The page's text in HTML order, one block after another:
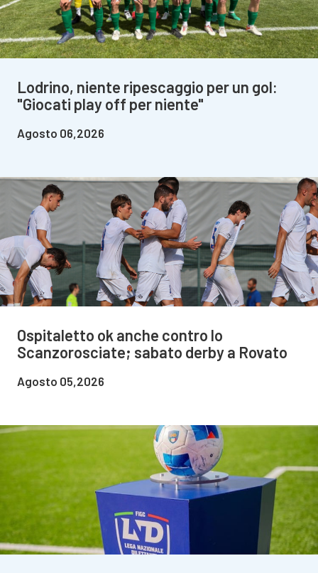
Lodrino, niente ripescaggio per un gol:
"Giocati play off per niente"
Agosto 06,2026
Ospitaletto ok anche contro lo
Scanzorosciate; sabato derby a Rovato
Agosto 05,2026